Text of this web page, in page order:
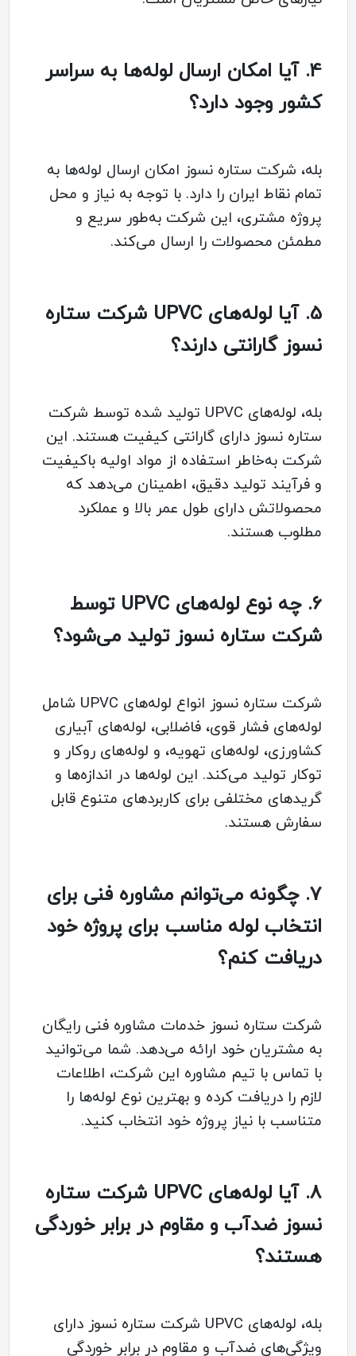
4. آیا امکان ارسال لوله‌ها به سراسر
کشور وجود دارد؟
بله، شرکت ستاره نسوز امکان ارسال لوله‌ها به
تمام نقاط ایران را دارد. با توجه به نیاز و محل
پروژه مشتری، این شرکت به‌طور سریع و
مطمئن محصولات را ارسال می‌کند.
5.
آیا لوله‌های UPVC شرکت ستاره
نسوز گارانتی دارند؟
بله، لوله‌های UPVC تولید شده توسط شرکت
ستاره نسوز دارای گارانتی کیفیت هستند. این
شرکت به‌خاطر استفاده از مواد اولیه باکیفیت
و فرآیند تولید دقیق، اطمینان می‌دهد که
محصولاتش دارای طول عمر بالا و عملکرد
مطلوب هستند.
6.
چه نوع لوله‌های UPVC توسط
شرکت ستاره نسوز تولید می‌شود؟
شرکت ستاره نسوز انواع لوله‌های UPVC شامل
لوله‌های فشار قوی، فاضلابی، لوله‌های آبیاری
کشاورزی، لوله‌های تهویه، و لوله‌های روکار و
توکار تولید می‌کند. این لوله‌ها در اندازه‌ها و
گریدهای مختلفی برای کاربردهای متنوع قابل
سفارش هستند.
7. چگونه می‌توانم مشاوره فنی برای
انتخاب لوله مناسب برای پروژه خود
دریافت کنم؟
شرکت ستاره نسوز خدمات مشاوره فنی رایگان
به مشتریان خود ارائه می‌دهد. شما می‌توانید
با تماس با تیم مشاوره این شرکت، اطلاعات
لازم را دریافت کرده و بهترین نوع لوله‌ها را
متناسب با نیاز پروژه خود انتخاب کنید.
8.
آیا لوله‌های UPVC شرکت ستاره
نسوز ضدآب و مقاوم در برابر خوردگی
هستند؟
بله، لوله‌های UPVC شرکت ستاره نسوز دارای
ویژگی‌های ضدآب و مقاوم در برابر خوردگی